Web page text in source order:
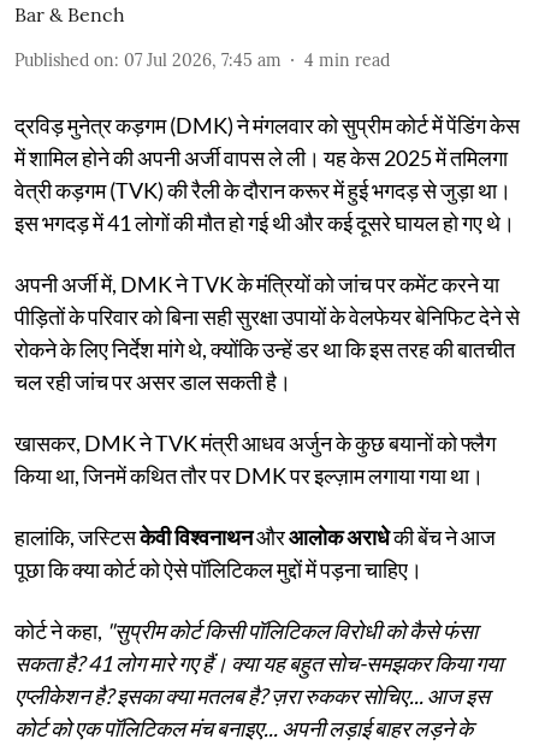
Bar & Bench
Published on: 07 Jul 2026, 7:45 am 4 min read
द्रविड़ मुनेत्र कड़गम (DMK) ने मंगलवार को सुप्रीम कोर्ट में पेंडिंग केस
में शामिल होने की अपनी अर्जी वापस ले ली। यह केस 2025 में तमिलगा
वेत्री कड़गम (TVK) की रैली के दौरान करूर में हुई भगदड़ से जुड़ा था।
इस भगदड़ में 41 लोगों की मौत हो गई थी और कई दूसरे घायल हो गए थे।
अपनी अर्जी में, DMK ने TVK के मंत्रियों को जांच पर कमेंट करने या
पीड़ितों के परिवार को बिना सही सुरक्षा उपायों के वेलफेयर बेनिफिट देने से
रोकने के लिए निर्देश मांगे थे, क्योंकि उन्हें डर था कि इस तरह की बातचीत
चल रही जांच पर असर डाल सकती है।
खासकर, DMK ने TVK मंत्री आधव अर्जुन के कुछ बयानों को फ्लैग
किया था, जिनमें कथित तौर पर DMK पर इल्ज़ाम लगाया गया था।
हालांकि, जस्टिसकेवी विश्वनाथनऔरआलोक अराधेकी बेंच ने आज
पूछा कि क्या कोर्ट को ऐसे पॉलिटिकल मुद्दों में पड़ना चाहिए।
कोर्ट ने कहा, "सुप्रीम कोर्ट किसी पॉलिटिकल विरोधी को कैसे फंसा
सकता है? 41 लोग मारे गए हैं। क्या यह बहुत सोच-समझकर किया गया
एप्लीकेशन है? इसका क्या मतलब है? ज़रा रुककर सोचिए... आज इस
कोर्ट को एक पॉलिटिकल मंच बनाइए... अपनी लड़ाई बाहर लड़ने के